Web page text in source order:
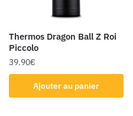
Thermos Dragon Ball Z Roi
Piccolo
39.90€
Ajouter au panier